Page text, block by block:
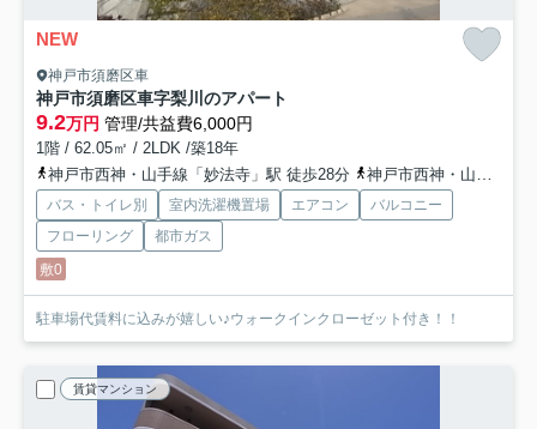
NEW
神戸市須磨区車
神戸市須磨区車字梨川のアパート
9.2万円 管理/共益費6,000円
1階 / 62.05㎡ / 2LDK /築18年
神戸市西神・山手線「妙法寺」駅 徒歩28分
神戸市西神・山手線「名谷」駅 徒歩34分
バス・トイレ別 室内洗濯機置場 エアコン
バルコニー
フローリング
都市ガス
敷0
駐車場代賃料に込みが嬉しい♪ウォークインクローゼット付き！！
賃貸マンション